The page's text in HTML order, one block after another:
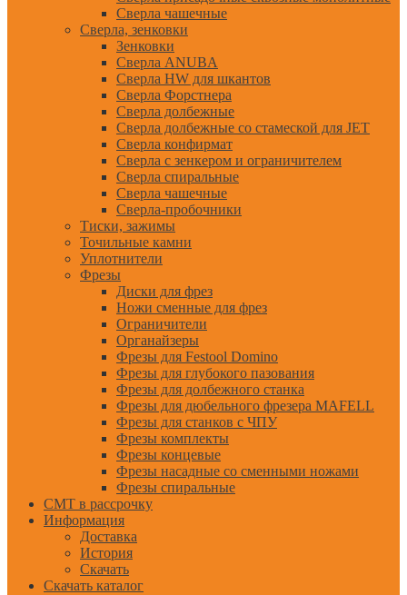
Сверла чашечные
Сверла, зенковки
Зенковки
Сверла ANUBA
Сверла HW для шкантов
Сверла Форстнера
Сверла долбежные
Сверла долбежные со стамеской для JET
Сверла конфирмат
Сверла с зенкером и ограничителем
Сверла спиральные
Сверла чашечные
Сверла-пробочники
Тиски, зажимы
Точильные камни
Уплотнители
Фрезы
Диски для фрез
Ножи сменные для фрез
Ограничители
Органайзеры
Фрезы для Festool Domino
Фрезы для глубокого пазования
Фрезы для долбежного станка
Фрезы для дюбельного фрезера MAFELL
Фрезы для станков с ЧПУ
Фрезы комплекты
Фрезы концевые
Фрезы насадные со сменными ножами
Фрезы спиральные
CMT в рассрочку
Информация
Доставка
История
Скачать
Скачать каталог